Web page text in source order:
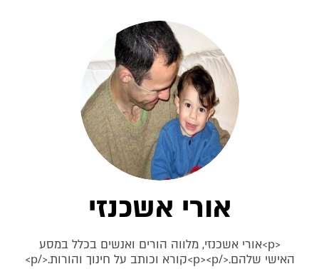
אורי אשכנזי
<p>אורי אשכנזי, מלווה הורים ואנשים בכלל במסע
האישי שלהם.</p><p>קורא וכותב על חינוך והורות.</p>